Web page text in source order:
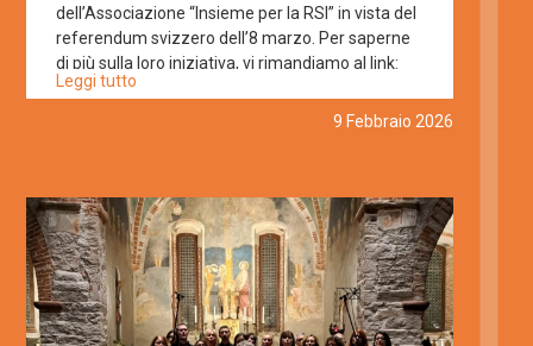
dell’Associazione “Insieme per la RSI” in vista del
referendum svizzero dell’8 marzo. Per saperne
di più sulla loro iniziativa, vi rimandiamo al link:
https://insiemeperlarsi.ch
Leggi tutto
9 Febbraio 2026